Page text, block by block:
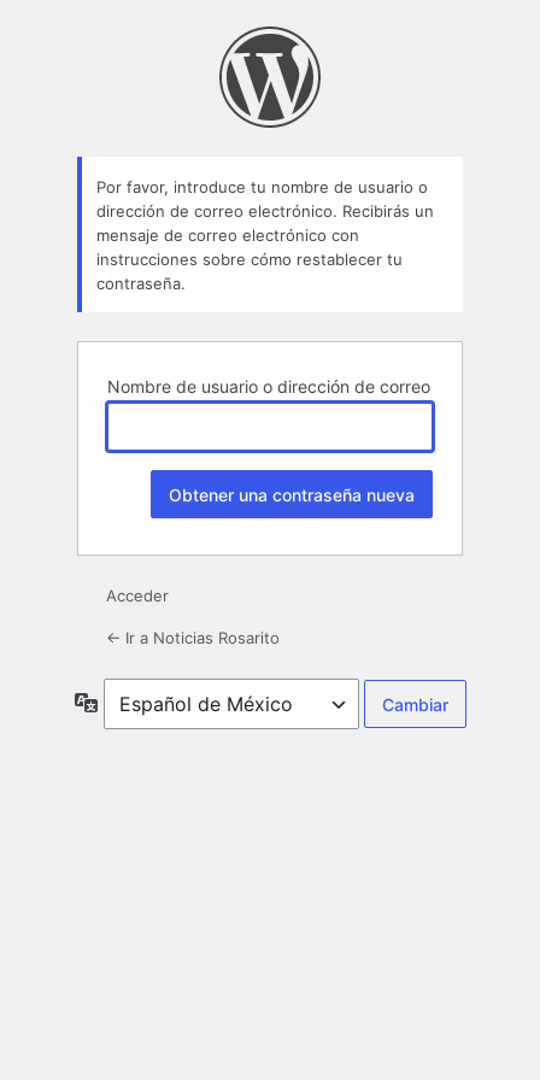
Por favor, introduce tu nombre de usuario o
dirección de correo electrónico. Recibirás un
mensaje de correo electrónico con
instrucciones sobre cómo restablecer tu
contraseña.
Nombre de usuario o dirección de correo
Acceder
← Ir a Noticias Rosarito
Idioma